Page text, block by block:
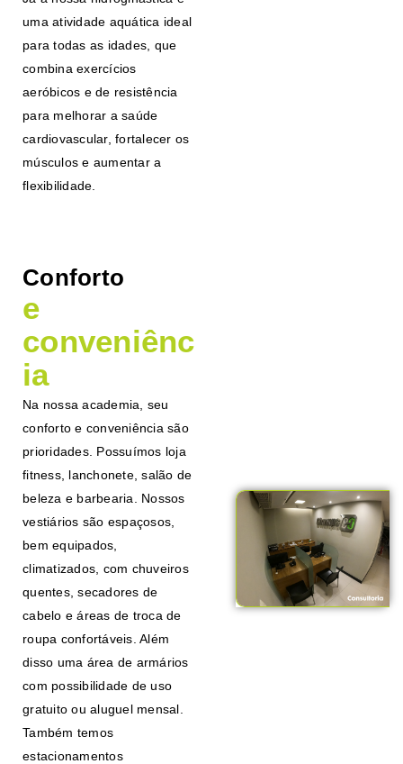
uma atividade aquática ideal
para todas as idades, que
combina exercícios
aeróbicos e de resistência
para melhorar a saúde
cardiovascular, fortalecer os
músculos e aumentar a
flexibilidade.
Conforto
e
conveniênc
ia
Na nossa academia, seu
conforto e conveniência são
prioridades. Possuímos loja
fitness, lanchonete, salão de
beleza e barbearia. Nossos
vestiários são espaçosos,
bem equipados,
climatizados, com chuveiros
quentes, secadores de
cabelo e áreas de troca de
roupa confortáveis. Além
disso uma área de armários
com possibilidade de uso
gratuito ou aluguel mensal.
Também temos
estacionamentos